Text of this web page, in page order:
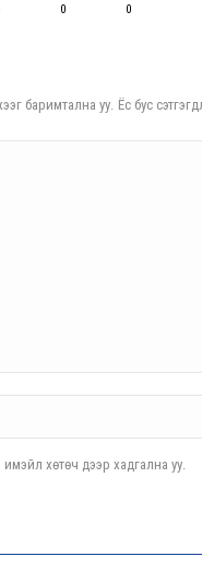
0 0
баримтална уу. Ёс бус
хөтөч дээр хадгална уу.